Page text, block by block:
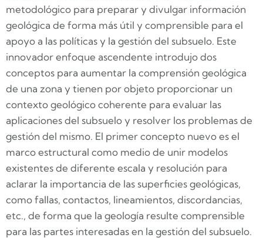
metodológico para preparar y divulgar información
geológica de forma más útil y comprensible para el
apoyo a las políticas y la gestión del subsuelo. Este
innovador enfoque ascendente introdujo dos
conceptos para aumentar la comprensión geológica
de una zona y tienen por objeto proporcionar un
contexto geológico coherente para evaluar las
aplicaciones del subsuelo y resolver los problemas de
gestión del mismo. El primer concepto nuevo es el
marco estructural como medio de unir modelos
existentes de diferente escala y resolución para
aclarar la importancia de las superficies geológicas,
como fallas, contactos, lineamientos, discordancias,
etc., de forma que la geología resulte comprensible
para las partes interesadas en la gestión del subsuelo.